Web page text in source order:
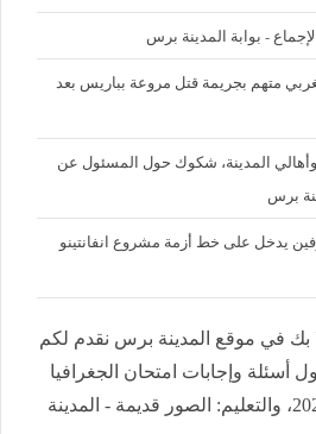
- بوابة المدينة برس
متهم بجريمة قتل مروعة بباريس بعد
المدينة، شكوك حول المسئول عن
برس
يدخل على خط أزمة مشروع انفانتينو
بك في موقع المدينة برس نقدم لكم
أسئلة وإجابات امتحان الجغرافيا
لطلاب الثانوية العامة 2026، والتعليم: الصور قديمة - المدينة